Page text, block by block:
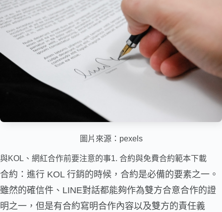
圖片來源： pexels
與KOL、網紅合作前要注意的事1. 合約與免費合約範本下載
合約：進行 KOL 行銷的時候，合約是必備的要素之一。
雖然的確信件、LINE對話都能夠作為雙方合意合作的證
明之一，但是有合約寫明合作內容以及雙方的責任義